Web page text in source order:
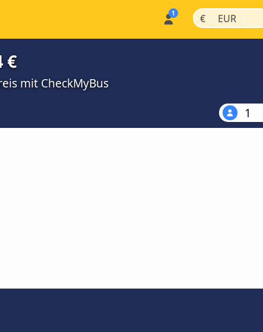
€ | EUR |
€
mit CheckMyBus
1